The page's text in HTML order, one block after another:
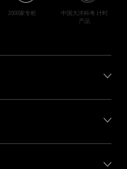
2000家专柜
中国大洋科考 计时
产品